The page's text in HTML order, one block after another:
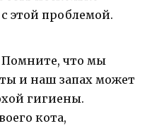
этой проблемой.
Помните, что мы
и наш запах может
гигиены.
кота,